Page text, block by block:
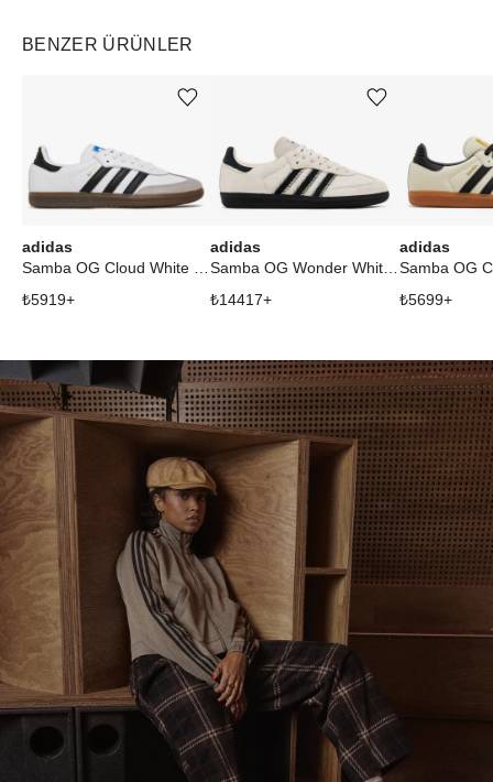
BENZER ÜRÜNLER
adidas
₺5919+
Ürünü istek listesine ekle veya listeden çıkar
adidas
₺14417+
Ürünü istek listesine ekle veya listeden çıkar
adidas
₺5699+